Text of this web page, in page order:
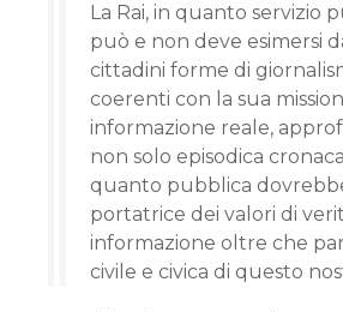
La Rai, in quanto servizio
può e non deve esimersi
cittadini forme di
coerenti con la sua
informazione reale,
non solo episodica
quanto pubblica
portatrice dei valori di
informazione oltre che
civile e civica di questo